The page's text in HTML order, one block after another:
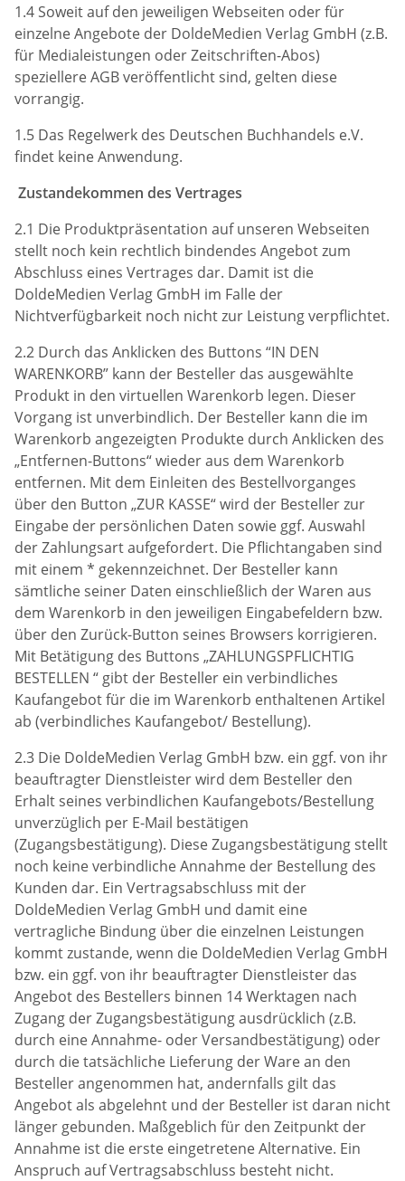
1.4 Soweit auf den jeweiligen Webseiten oder für
einzelne Angebote der DoldeMedien Verlag GmbH (z.B.
für Medialeistungen oder Zeitschriften-Abos)
speziellere AGB veröffentlicht sind, gelten diese
vorrangig.
1.5 Das Regelwerk des Deutschen Buchhandels e.V.
findet keine Anwendung.
Zustandekommen des Vertrages
2.1 Die Produktpräsentation auf unseren Webseiten
stellt noch kein rechtlich bindendes Angebot zum
Abschluss eines Vertrages dar. Damit ist die
DoldeMedien Verlag GmbH im Falle der
Nichtverfügbarkeit noch nicht zur Leistung verpflichtet.
2.2 Durch das Anklicken des Buttons “IN DEN
WARENKORB” kann der Besteller das ausgewählte
Produkt in den virtuellen Warenkorb legen. Dieser
Vorgang ist unverbindlich. Der Besteller kann die im
Warenkorb angezeigten Produkte durch Anklicken des
„Entfernen-Buttons“ wieder aus dem Warenkorb
entfernen. Mit dem Einleiten des Bestellvorganges
über den Button „ZUR KASSE“ wird der Besteller zur
Eingabe der persönlichen Daten sowie ggf. Auswahl
der Zahlungsart aufgefordert. Die Pflichtangaben sind
mit einem * gekennzeichnet. Der Besteller kann
sämtliche seiner Daten einschließlich der Waren aus
dem Warenkorb in den jeweiligen Eingabefeldern bzw.
über den Zurück-Button seines Browsers korrigieren.
Mit Betätigung des Buttons „ZAHLUNGSPFLICHTIG
BESTELLEN “ gibt der Besteller ein verbindliches
Kaufangebot für die im Warenkorb enthaltenen Artikel
ab (verbindliches Kaufangebot/ Bestellung).
2.3 Die DoldeMedien Verlag GmbH bzw. ein ggf. von ihr
beauftragter Dienstleister wird dem Besteller den
Erhalt seines verbindlichen Kaufangebots/Bestellung
unverzüglich per E-Mail bestätigen
(Zugangsbestätigung). Diese Zugangsbestätigung stellt
noch keine verbindliche Annahme der Bestellung des
Kunden dar. Ein Vertragsabschluss mit der
DoldeMedien Verlag GmbH und damit eine
vertragliche Bindung über die einzelnen Leistungen
kommt zustande, wenn die DoldeMedien Verlag GmbH
bzw. ein ggf. von ihr beauftragter Dienstleister das
Angebot des Bestellers binnen 14 Werktagen nach
Zugang der Zugangsbestätigung ausdrücklich (z.B.
durch eine Annahme- oder Versandbestätigung) oder
durch die tatsächliche Lieferung der Ware an den
Besteller angenommen hat, andernfalls gilt das
Angebot als abgelehnt und der Besteller ist daran nicht
länger gebunden. Maßgeblich für den Zeitpunkt der
Annahme ist die erste eingetretene Alternative. Ein
Anspruch auf Vertragsabschluss besteht nicht.